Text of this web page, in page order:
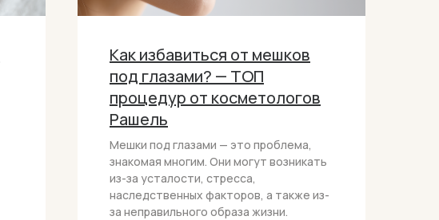
Как избавиться от мешков
под глазами? — ТОП
процедур от косметологов
Рашель
Мешки под глазами — это проблема,
знакомая многим. Они могут возникать
из-за усталости, стресса,
наследственных факторов, а также из-
за неправильного образа жизни.